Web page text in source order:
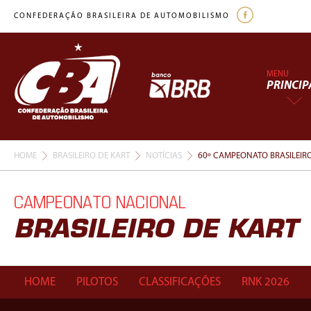
CONFEDERAÇÃO BRASILEIRA DE AUTOMOBILISMO
MENU
HOME BRASILEIRO DE KART NOTÍCIAS 60º CAMPEONATO
CAMPEONATO NACIONAL
BRASILEIRO DE KART
HOME PILOTOS CLASSIFICAÇÕES RNK 2026